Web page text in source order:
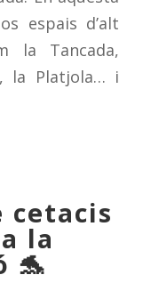
espais d’alt
la Tancada,
la Platjola… i
cetacis
la
🐬